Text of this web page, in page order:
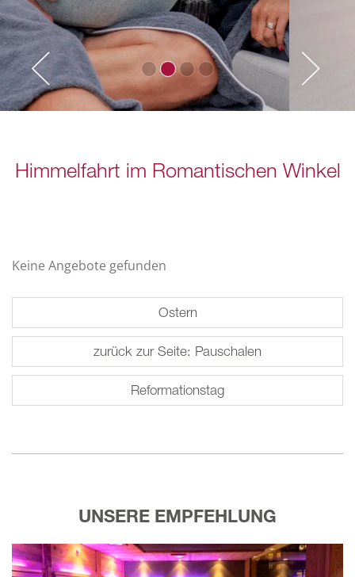
Himmelfahrt im Romantischen Winkel
Keine Angebote gefunden
Ostern
zurück zur Seite: Pauschalen
Reformationstag
UNSERE EMPFEHLUNG